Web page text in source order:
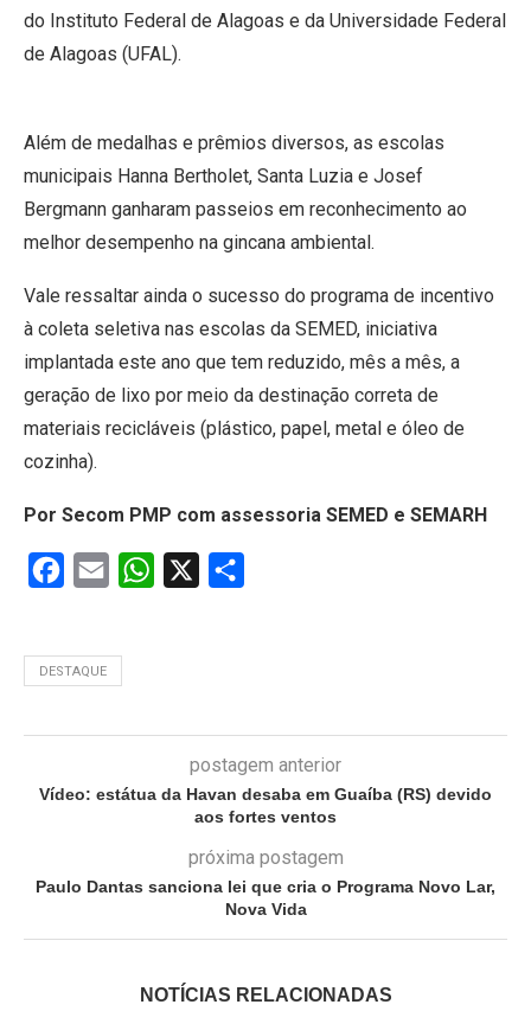
do Instituto Federal de Alagoas e da Universidade Federal
de Alagoas (UFAL).
Além de medalhas e prêmios diversos, as escolas
municipais Hanna Bertholet, Santa Luzia e Josef
Bergmann ganharam passeios em reconhecimento ao
melhor desempenho na gincana ambiental.
Vale ressaltar ainda o sucesso do programa de incentivo
à coleta seletiva nas escolas da SEMED, iniciativa
implantada este ano que tem reduzido, mês a mês, a
geração de lixo por meio da destinação correta de
materiais recicláveis (plástico, papel, metal e óleo de
cozinha).
Por Secom PMP com assessoria SEMED e SEMARH
Facebook
Email WhatsApp
DESTAQUE
postagem anterior
Vídeo: estátua da Havan desaba em Guaíba (RS) devido
aos fortes ventos
próxima postagem
Paulo Dantas sanciona lei que cria o Programa Novo Lar,
Nova Vida
NOTÍCIAS RELACIONADAS